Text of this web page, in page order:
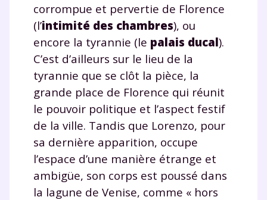
corrompue et pervertie de Florence
(l’intimité des chambres), ou
encore la tyrannie (le palais ducal).
C’est d’ailleurs sur le lieu de la
tyrannie que se clôt la pièce, la
grande place de Florence qui réunit
le pouvoir politique et l’aspect festif
de la ville. Tandis que Lorenzo, pour
sa dernière apparition, occupe
l’espace d’une manière étrange et
ambigüe, son corps est poussé dans
la lagune de Venise, comme « hors